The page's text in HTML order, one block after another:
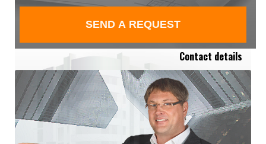
Contact details